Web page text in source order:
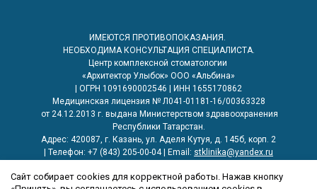
ИМЕЮТСЯ ПРОТИВОПОКАЗАНИЯ.
НЕОБХОДИМА КОНСУЛЬТАЦИЯ СПЕЦИАЛИСТА.
Центр комплексной стоматологии
«Архитектор Улыбок» ООО «Альбина»
| ОГРН 1091690002546 | ИНН 1655170862
Медицинская лицензия № Л041-01181-16/00363328
от 24.12.2013 г. выдана Министерством здравоохранения
Республики Татарстан.
Адрес: 420087, г. Казань, ул. Аделя Кутуя, д. 145б, корп. 2
| Телефон: +7 (843) 205-00-04 | Email: stklinika@yandex.ru
характер, не предназначена для самостоятельной диагностики и
Сайт собирает cookies для корректной работы. Нажав кнопку